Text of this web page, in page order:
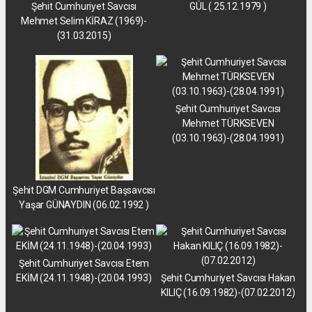
Şehit Cumhuriyet Savcısı
Mehmet Selim KİRAZ (1969)-
(31.03.2015)
GÜL ( 25.12.1979 )
Şehit DGM Cumhuriyet Başsavcısı
Yaşar GÜNAYDIN (06.02.1992 )
Şehit Cumhuriyet Savcısı
Mehmet TÜRKSEVEN
(03.10.1963)-(28.04.1991)
Şehit Cumhuriyet Savcısı Etem
EKİM (24.11.1948)-(20.04.1993)
Şehit Cumhuriyet Savcısı Hakan
KILIÇ (16.09.1982)-(07.02.2012)